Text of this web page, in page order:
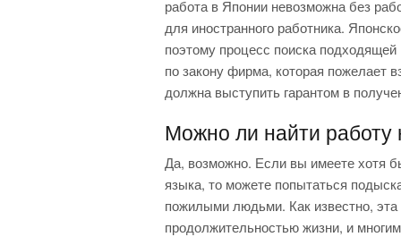
работа в Японии невозможна без
для иностранного работника.
поэтому процесс поиска
по закону фирма, которая пожелает
должна выступить гарантом в
Можно ли найти
Да, возможно. Если вы имеете хотя
языка, то можете попытаться
пожилыми людьми. Как известно,
продолжительностью жизни, и